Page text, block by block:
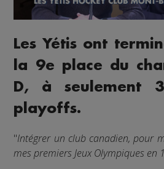
Les Yétis ont
la 9e place du
D, à seulement
playoffs.
"Intégrer un club canadien, pour
mes premiers Jeux Olympiques en